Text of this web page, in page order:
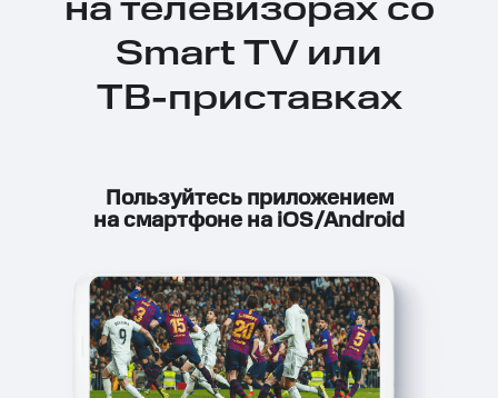
Smart TV или
ТВ-приставках
Пользуйтесь приложением
на смартфоне на iOS/Android